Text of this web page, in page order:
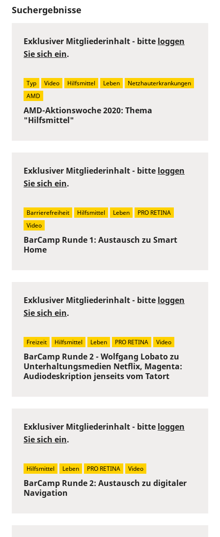
Suchergebnisse
AMD-Aktionswoche 2020: Thema
"Hilfsmittel"
Exklusiver Mitgliederinhalt - bitte loggen
Sie sich ein.
Typ Video Hilfsmittel Leben
Netzhauterkrankungen
AMD
BarCamp Runde 1: Austausch zu Smart
Home
Exklusiver Mitgliederinhalt - bitte loggen
Sie sich ein.
Barrierefreiheit Hilfsmittel Leben
PRO RETINA
Video
BarCamp Runde 2 - Wolfgang Lobato zu
Unterhaltungsmedien Netflix, Magenta:
Audiodeskription jenseits vom Tatort
Exklusiver Mitgliederinhalt - bitte loggen
Sie sich ein.
Freizeit Hilfsmittel Leben PRO RETINA Video
BarCamp Runde 2: Austausch zu digitaler
Navigation
Exklusiver Mitgliederinhalt - bitte loggen
Sie sich ein.
Hilfsmittel Leben PRO RETINA Video